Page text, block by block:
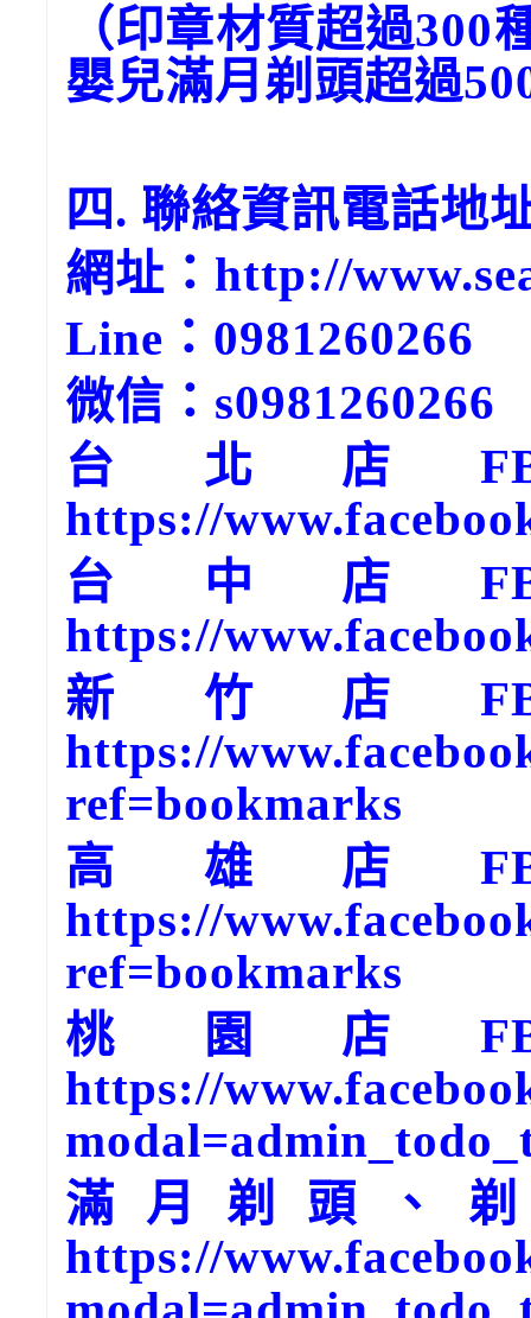
（印章材質超過
嬰兒滿月剃頭超過
四. 聯絡資訊電話地
網址：http://
Line：0981260266
微信：s0981260266
台北店
https://
台中店
https://
新竹店
https://
ref=bookmarks
高雄店
https://
ref=bookmarks
桃園店
https://
滿月剃頭、
https://